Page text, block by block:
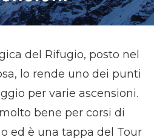
del Rifugio, posto nel
lo rende uno dei punti
per varie ascensioni.
bene per corsi di
ed è una tappa del Tour